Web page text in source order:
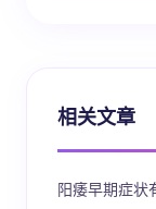
相关文章
阳痿早期症状